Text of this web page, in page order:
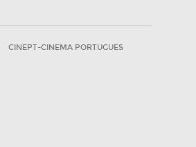
CINEPT-CINEMA PORTUGUES